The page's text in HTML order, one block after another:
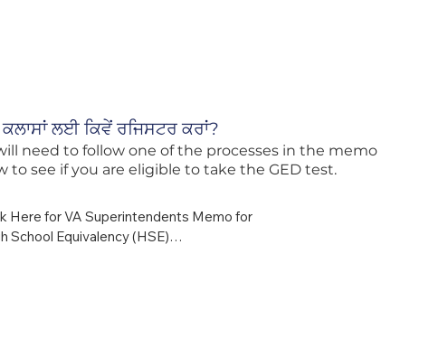
ਲਈ ਕਿਵੇਂ ਰਜਿਸਟਰ ਕਰਾਂ?
need to follow one of the processes in the memo
to see if you are eligible to take the GED test.
Here for VA Superintendents Memo for
School Equivalency (HSE)